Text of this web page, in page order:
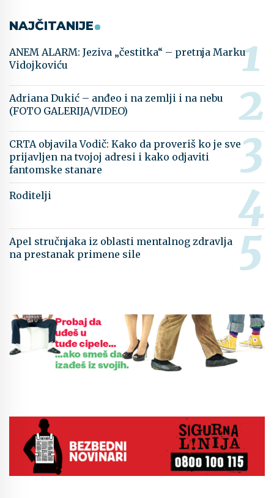
NAJČITANIJE
ANEM ALARM: Jeziva „čestitka“ – pretnja Marku
Vidojkoviću
Adriana Dukić – anđeo i na zemlji i na nebu
(FOTO GALERIJA/VIDEO)
CRTA objavila Vodič: Kako da proveriš ko je sve
prijavljen na tvojoj adresi i kako odjaviti
fantomske stanare
Roditelji
Apel stručnjaka iz oblasti mentalnog zdravlja
na prestanak primene sile